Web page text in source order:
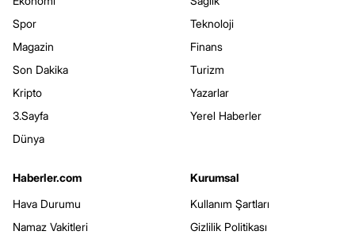
Spor
Magazin
Son Dakika
Kripto
3.Sayfa
Dünya
Teknoloji
Finans
Turizm
Yazarlar
Yerel Haberler
Haberler.com
Hava Durumu
Namaz Vakitleri
Kurumsal
Kullanım Şartları
Gizlilik Politikası